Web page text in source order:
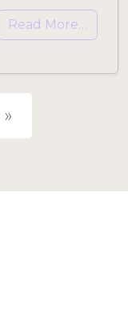
Read More…
»